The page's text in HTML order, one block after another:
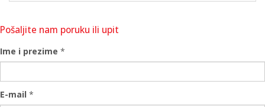
Pošaljite nam poruku ili upit
Ime i prezime *
E-mail *